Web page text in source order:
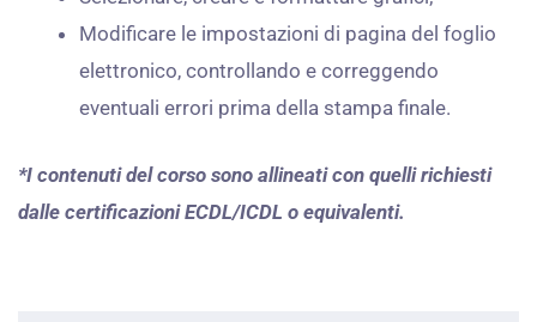
Modificare le impostazioni di pagina del foglio
elettronico, controllando e correggendo
eventuali errori prima della stampa finale.
*I contenuti del corso sono allineati con quelli richiesti
dalle certificazioni ECDL/ICDL o equivalenti.